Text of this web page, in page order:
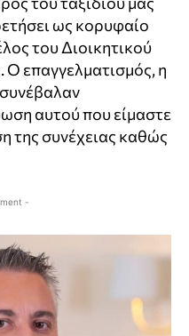
ως κορυφαίο
του Διοικητικού
Ο επαγγελματισμός, η
συνέβαλαν
αυτού που είμαστε
της συνέχειας καθώς
-